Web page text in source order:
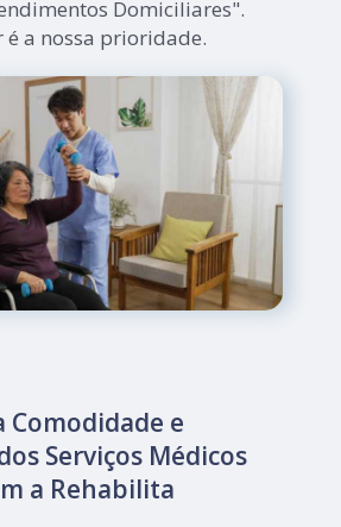
Domiciliares".
é a nossa prioridade.
Comodidade e
Serviços Médicos
a Rehabilita